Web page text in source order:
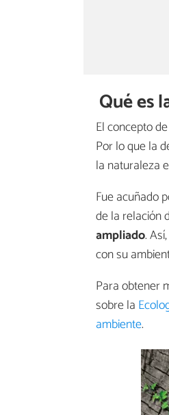
Qué es
El concepto
Por lo que la
la naturaleza
Fue acuñado
de la relación
ampliado.
con su
Para obtener
sobre la
ambiente.